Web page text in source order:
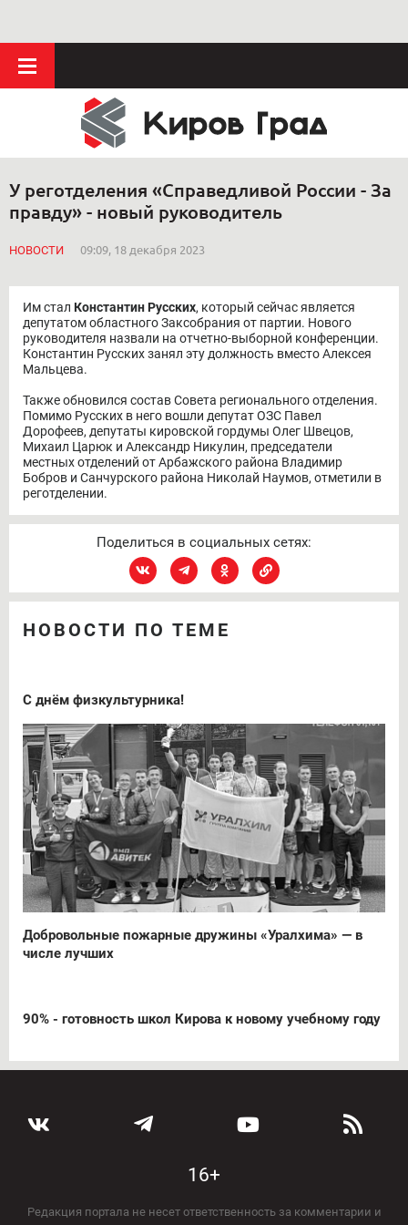
У реготделения «Справедливой России - За
правду» - новый руководитель
НОВОСТИ 09:09, 18 декабря 2023
Им стал Константин Русских, который сейчас является
депутатом областного Заксобрания от партии. Нового
руководителя назвали на отчетно-выборной конференции.
Константин Русских занял эту должность вместо Алексея
Мальцева.
Также обновился состав Совета регионального отделения.
Помимо Русских в него вошли депутат ОЗС Павел
Дорофеев, депутаты кировской гордумы Олег Швецов,
Михаил Царюк и Александр Никулин, председатели
местных отделений от Арбажского района Владимир
Бобров и Санчурского района Николай Наумов, отметили в
реготделении.
Поделиться в социальных сетях:
НОВОСТИ ПО ТЕМЕ
С днём физкультурника!
Добровольные пожарные дружины «Уралхима» — в
числе лучших
90% - готовность школ Кирова к новому учебному году
16+
Редакция портала не несет ответственность за комментарии и